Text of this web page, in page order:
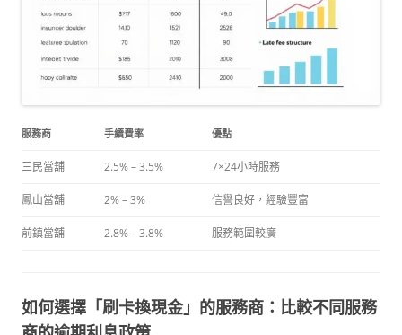
服務商 手續費率 優點
三民當舖 2.5% – 3.5% 7×24小時服務
鳳山當舖 2% – 3% 信譽良好，經驗豐富
前鎮當舖 2.8% – 3.8% 服務範圍較廣
如何選擇「刷卡換現金」的服務商：比較不同服務